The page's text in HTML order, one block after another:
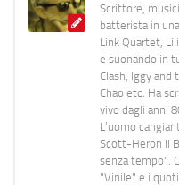
Scrittore,
batterista in
Link Quartet,
e suonando in
Clash, Iggy and
Chao etc. Ha
vivo dagli anni
L’uomo
Scott-Heron Il
senza tempo".
"Vinile" e i